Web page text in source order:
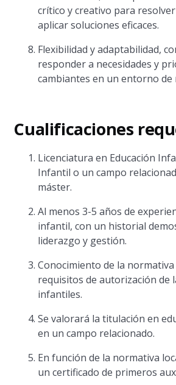
crítico y creativo para
aplicar soluciones eficaces.
Flexibilidad y adaptabilidad,
responder a necesidades y
cambiantes en un entorno
Cualificaciones
Licenciatura en Educación
Infantil o un campo
máster.
Al menos 3-5 años de
infantil, con un historial
liderazgo y gestión.
Conocimiento de la normativa
requisitos de autorización de
infantiles.
Se valorará la titulación en
en un campo relacionado.
En función de la normativa
un certificado de primeros